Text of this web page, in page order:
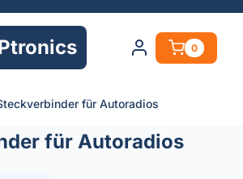
0
für Autoradios
für Autoradios